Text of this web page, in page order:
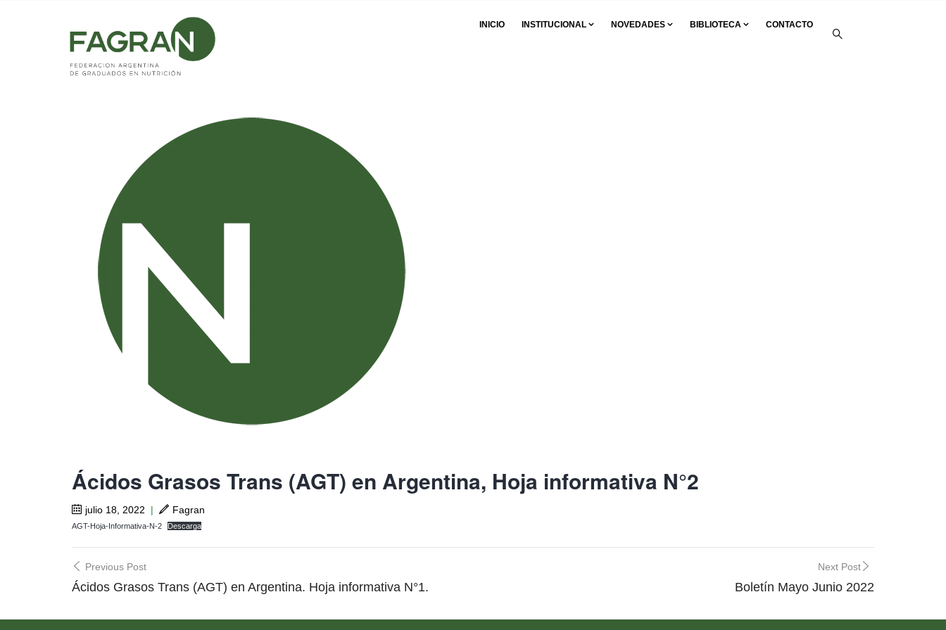
INICIO INSTITUCIONAL NOVEDADES BIBLIOTECA CONTACTO
Home Ácidos Grasos Trans (AGT) en Argentina, Hoja informativa N°2
Ácidos Grasos Trans (AGT) en Argentina, Hoja informativa N°2
julio 18, 2022 | Fagran
AGT-Hoja-Informativa-N-2 Descarga
Post
navigation
Previous Post
Ácidos Grasos Trans (AGT) en Argentina. Hoja informativa N°1.
Next Post
Boletín Mayo Junio 2022